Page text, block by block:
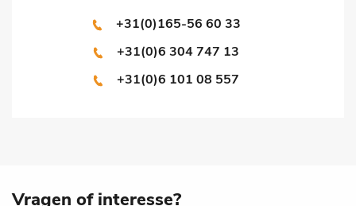
+31(0)165-56 60 33
+31(0)6 304 747 13
+31(0)6 101 08 557
Vragen of interesse?